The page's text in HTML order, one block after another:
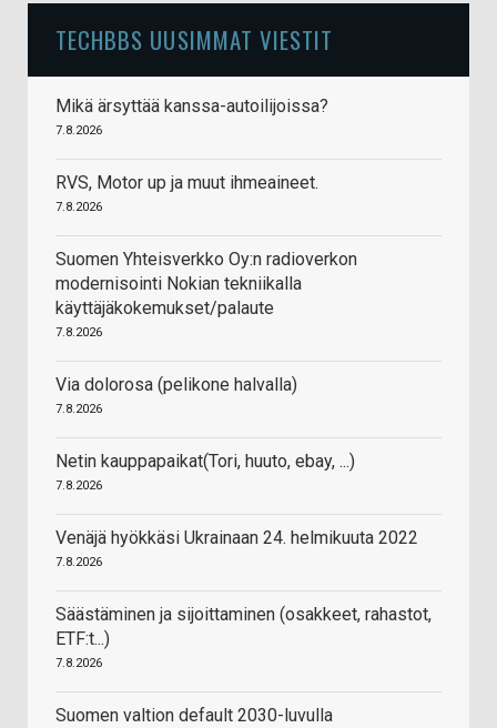
TECHBBS UUSIMMAT VIESTIT
Mikä ärsyttää kanssa-autoilijoissa?
7.8.2026
RVS, Motor up ja muut ihmeaineet.
7.8.2026
Suomen Yhteisverkko Oy:n radioverkon
modernisointi Nokian tekniikalla
käyttäjäkokemukset/palaute
7.8.2026
Via dolorosa (pelikone halvalla)
7.8.2026
Netin kauppapaikat(Tori, huuto, ebay, ...)
7.8.2026
Venäjä hyökkäsi Ukrainaan 24. helmikuuta 2022
7.8.2026
Säästäminen ja sijoittaminen (osakkeet, rahastot,
ETF:t...)
7.8.2026
Suomen valtion default 2030-luvulla